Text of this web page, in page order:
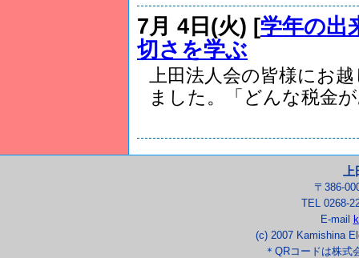
7月 4日(火) [学年の出
切さを学ぶ
上田法人会の皆様にお
ました。「どんな税金
〒386-
TEL 0268-
E-mail
(c) 2007 Kamishina
＊QRコードは株式